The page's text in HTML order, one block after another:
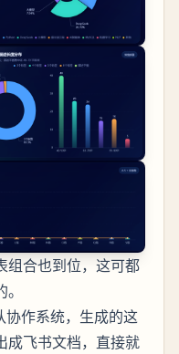
组合也到位，这可都
协作系统，生成的这
成飞书文档，直接就